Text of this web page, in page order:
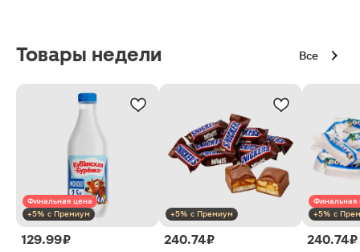
Товары недели Все
Финальная цена
+5% с Премиум
129.99 ₽
+5% с Премиум
240.74 ₽
Финальная
+5% с
240.74 ₽